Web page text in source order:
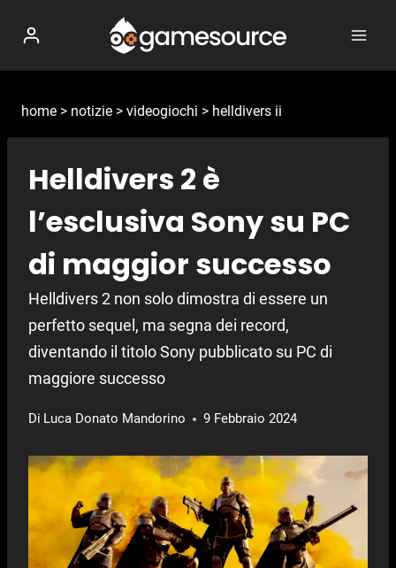
contenuto
home > notizie > videogiochi > helldivers ii
Helldivers 2 è
l’esclusiva Sony su PC
di maggior successo
Helldivers 2 non solo dimostra di essere un
perfetto sequel, ma segna dei record,
diventando il titolo Sony pubblicato su PC di
maggiore successo
Di Luca Donato Mandorino 9 Febbraio 2024